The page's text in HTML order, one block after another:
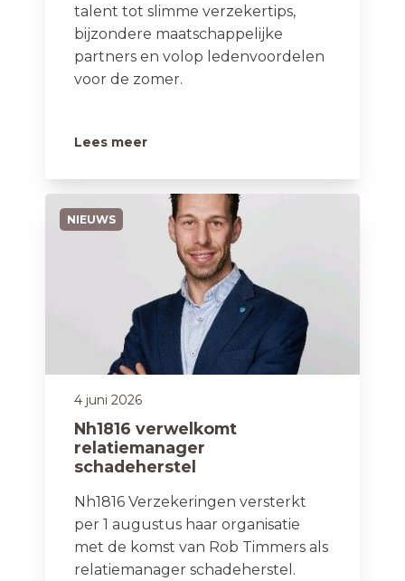
talent tot slimme verzekertips,
bijzondere maatschappelijke
partners en volop ledenvoordelen
voor de zomer.
Lees meer
NIEUWS
4 juni 2026
Nh1816 verwelkomt
relatiemanager
schadeherstel
Nh1816 Verzekeringen versterkt
per 1 augustus haar organisatie
met de komst van Rob Timmers als
relatiemanager schadeherstel.